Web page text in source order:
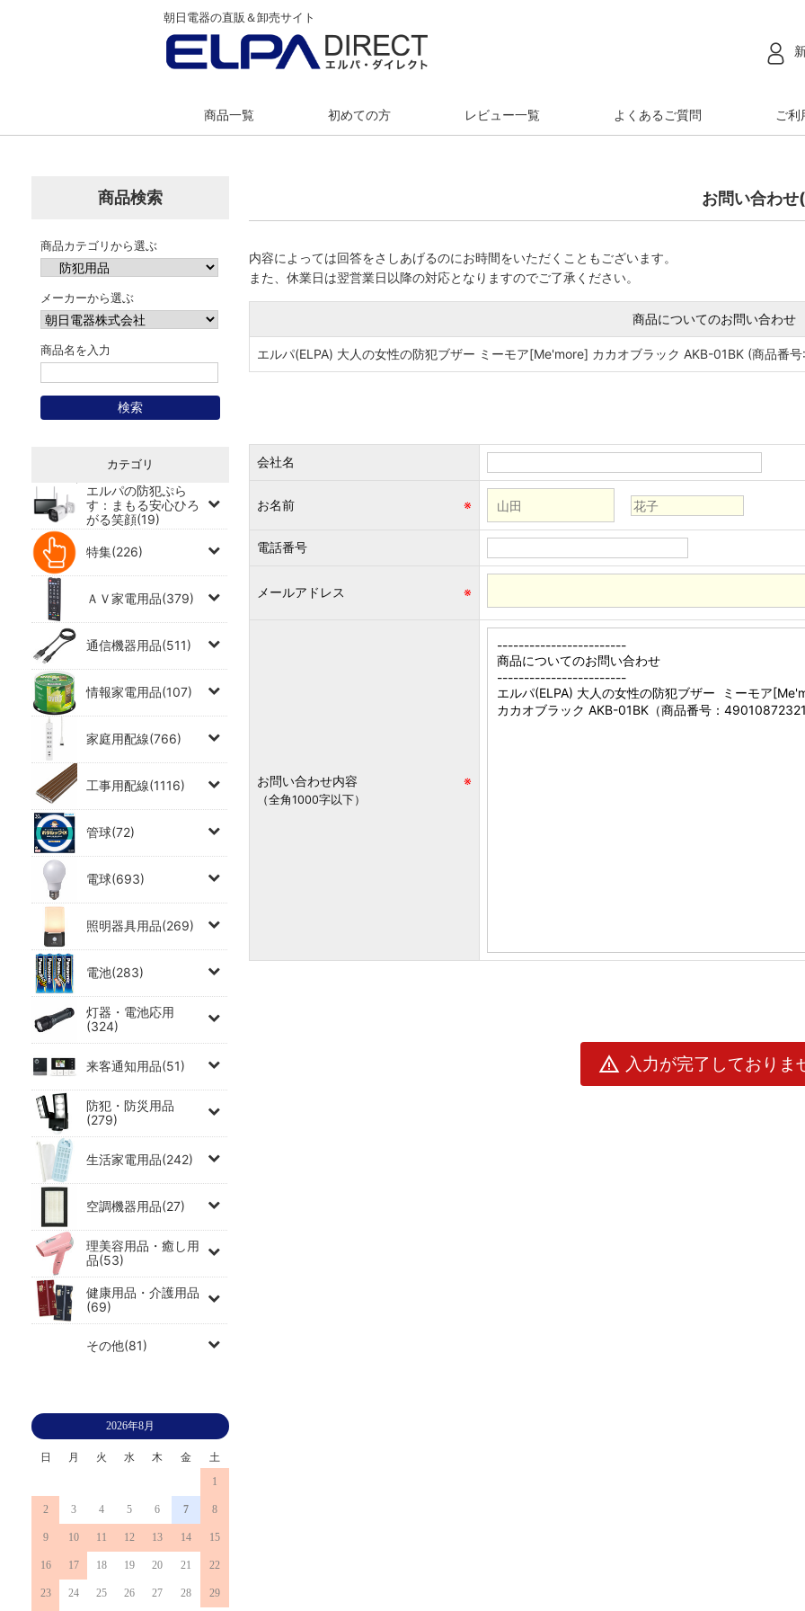
朝日電器の直販＆卸売サイト
商品一覧 初めての方 レビュー一覧 よくあるご質問 ご利
商品検索
商品カテゴリから選ぶ
メーカーから選ぶ
商品名を入力
カテゴリ
エルパの防犯ぷら
す：まもる安心ひろ
がる笑顔(19)
特集(226)
ＡＶ家電用品(379)
通信機器用品(511)
情報家電用品(107)
家庭用配線(766)
工事用配線(1116)
管球(72)
電球(693)
照明器具用品(269)
電池(283)
灯器・電池応用
(324)
来客通知用品(51)
防犯・防災用品
(279)
生活家電用品(242)
空調機器用品(27)
理美容用品・癒し用
品(53)
健康用品・介護用品
(69)
その他(81)
2026年8月
日 月 火 水 木 金
土
1
2 3 4 5 6 7 8
9 10 11 12 13 14 15
16 17 18 19 20 21 22
23 24 25 26 27 28 29
お問い合わ
内容によっては回答をさしあげるのにお時間をいただくこともございます。
また、休業日は翌営業日以降の対応となりますのでご了承ください。
商品についてのお問い合わせ
エルパ(ELPA) 大人の女性の防犯ブザー ミーモア[Me'more] カカオブラック AKB-01BK (商品番
会社名
お名前 ※
電話番号
メールアドレス ※
お問い合わせ内容 ※
（全角1000字以下）
warning 入力が完了しておりま